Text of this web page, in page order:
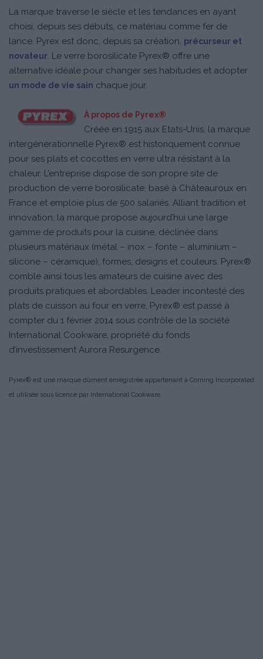
La marque traverse le siècle et les tendances en ayant
choisi, depuis ses débuts, ce matériau comme fer de
lance. Pyrex est donc, depuis sa création, précurseur et
novateur. Le verre borosilicate Pyrex® offre une
alternative idéale pour changer ses habitudes et adopter
un mode de vie sain chaque jour.
À propos de Pyrex®
Créée en 1915 aux Etats-Unis, la marque
intergénérationnelle Pyrex® est historiquement connue
pour ses plats et cocottes en verre ultra résistant à la
chaleur. L’entreprise dispose de son propre site de
production de verre borosilicate, basé à Châteauroux en
France et emploie plus de 500 salariés. Alliant tradition et
innovation, la marque propose aujourd’hui une large
gamme de produits pour la cuisine, déclinée dans
plusieurs matériaux (métal – inox – fonte – aluminium –
silicone – céramique), formes, designs et couleurs. Pyrex®
comble ainsi tous les amateurs de cuisine avec des
produits pratiques et abordables. Leader incontesté des
plats de cuisson au four en verre, Pyrex® est passé à
compter du 1 février 2014 sous contrôle de la société
International Cookware, propriété du fonds
d’investissement Aurora Resurgence.
Pyrex® est une marque dûment enregistrée appartenant à Corning Incorporated
et utilisée sous licence par International Cookware.